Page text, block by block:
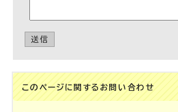
送信
このページに関する お問い合わせ